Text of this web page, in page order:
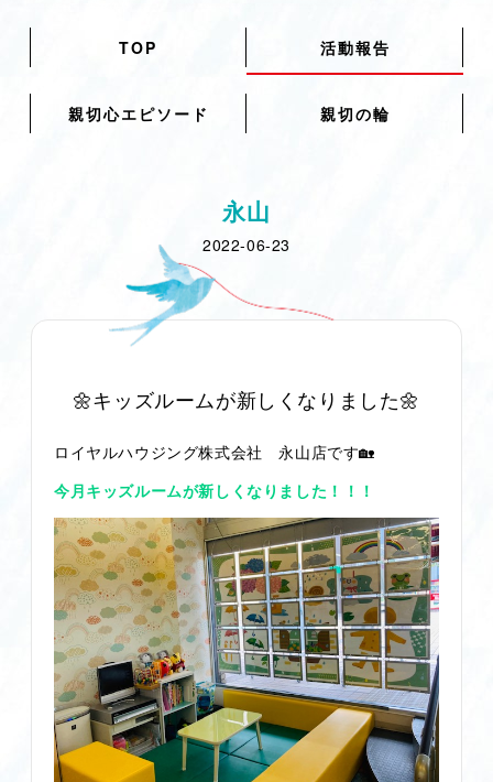
TOP 活動報告
親切心エピソード 親切の輪
永山
2022-06-23
🌼キッズルームが新しくなりました🌼
ロイヤルハウジング株式会社 永山店です🏡
今月キッズルームが新しくなりました！！！